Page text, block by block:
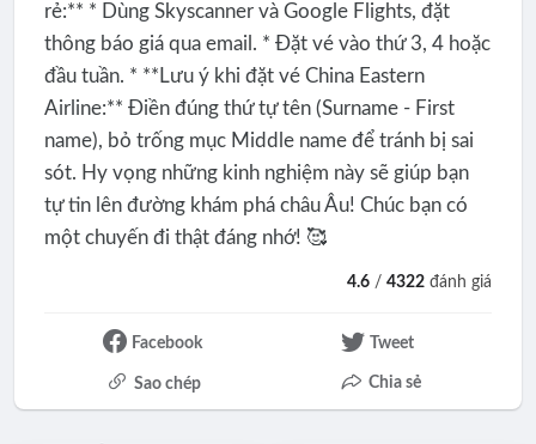
rẻ:** * Dùng Skyscanner và Google Flights, đặt
thông báo giá qua email. * Đặt vé vào thứ 3, 4 hoặc
đầu tuần. * **Lưu ý khi đặt vé China Eastern
Airline:** Điền đúng thứ tự tên (Surname - First
name), bỏ trống mục Middle name để tránh bị sai
sót. Hy vọng những kinh nghiệm này sẽ giúp bạn
tự tin lên đường khám phá châu Âu! Chúc bạn có
một chuyến đi thật đáng nhớ! 🥰
4.6 /4322 đánh giá
Facebook Tweet
Sao chép Chia sẻ